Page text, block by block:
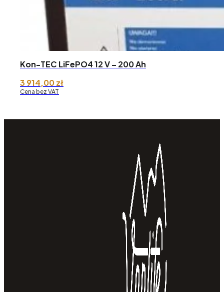
Kon-TEC LiFePO4 12 V – 200 Ah
3 914,00zł
Cena bez VAT